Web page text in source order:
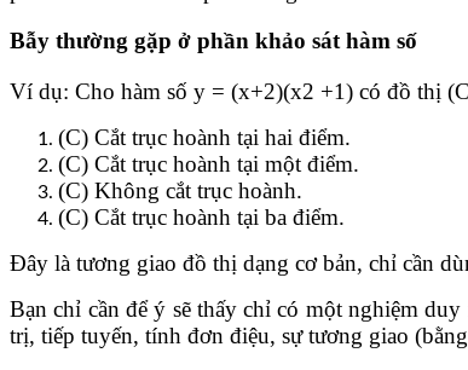
Bẫy thường gặp ở phần khảo sát hàm số
Ví dụ: Cho hàm số y = (x+2)(x2 +1) có đồ thị
(C) Cắt trục hoành tại hai điểm.
(C) Cắt trục hoành tại một điểm.
(C) Không cắt trục hoành.
(C) Cắt trục hoành tại ba điểm.
Đây là tương giao đồ thị dạng cơ bản, chỉ cần
Bạn chỉ cần để ý sẽ thấy chỉ có một nghiệm
trị, tiếp tuyến, tính đơn điệu, sự tương giao